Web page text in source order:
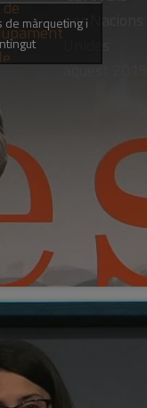
per Nacions
aquest 2015.
de màrqueting i